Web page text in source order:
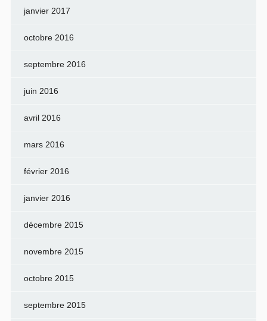
janvier 2017
octobre 2016
septembre 2016
juin 2016
avril 2016
mars 2016
février 2016
janvier 2016
décembre 2015
novembre 2015
octobre 2015
septembre 2015